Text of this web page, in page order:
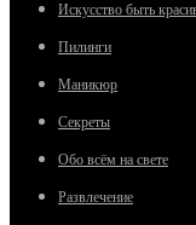
Искусство быть
Пилинги
Маникюр
Секреты
Обо всём на свете
Развлечение